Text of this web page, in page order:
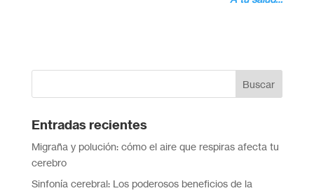
Entradas recientes
Migraña y polución: cómo el aire que respiras afecta tu
cerebro
Sinfonía cerebral: Los poderosos beneficios de la